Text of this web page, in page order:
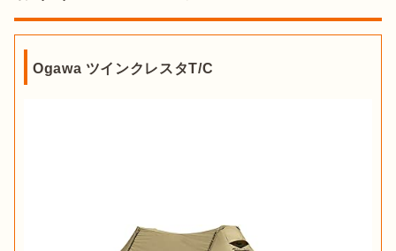
Ogawa ツインクレスタT/C